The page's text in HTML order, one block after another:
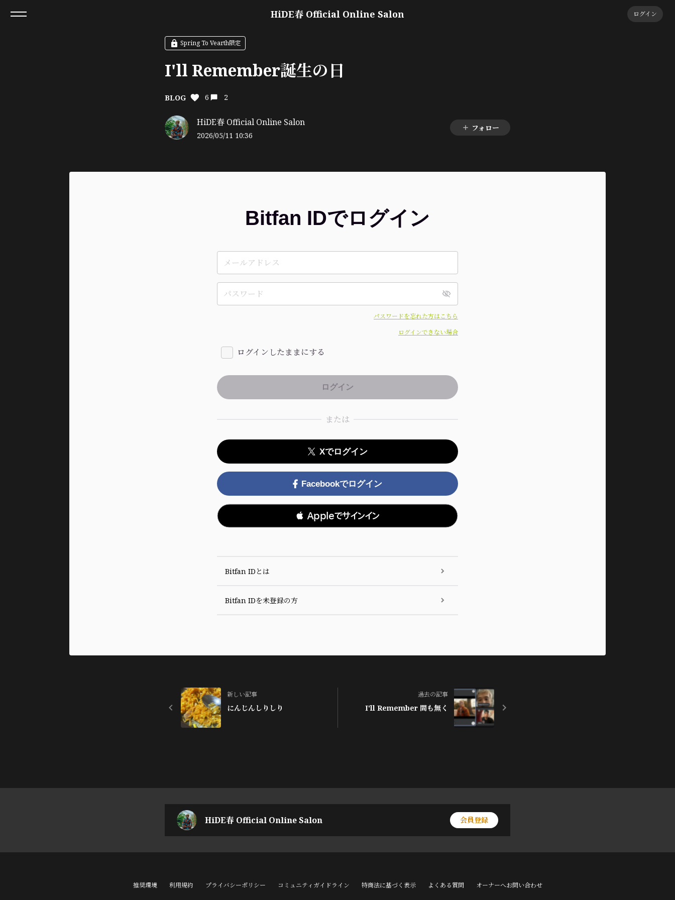
HiDE春 Official Online Salon ログイン
Spring To Vearth限定
I'll Remember誕生の日
BLOG 6 2
HiDE春 Official Online Salon
2026/05/11 10:36
フォロー
Bitfan IDでログイン
パスワードを忘れた方はこちら
ログインできない場合
ログインしたままにする
または
Xでログイン
Facebookでログイン
 Appleでサインイン
Bitfan IDとは
Bitfan IDを未登録の方
新しい記事
にんじんしりしり
過去の記事
I'll Remember 間も無く
HiDE春 Official Online Salon 会員登録
推奨環境 利用規約 プライバシーポリシー コミュニティガイドライン 特商法に基づく表示 よくある質問 オーナーへお問い合わせ